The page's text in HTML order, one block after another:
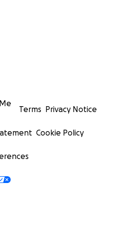
Terms Privacy Notice
Cookie Policy